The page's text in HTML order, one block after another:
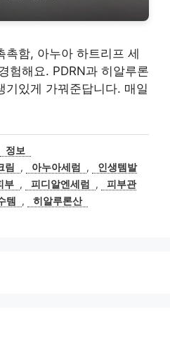
촉함, 아누아 하트리프 세
험해요. PDRN과 히알루론
기있게 가꿔준답니다. 매일
카
테
고
리
정보
림 , 아누아세럼 ,
인생템발
부 , 피디알엔세럼 ,
피부관
템 , 히알루론산